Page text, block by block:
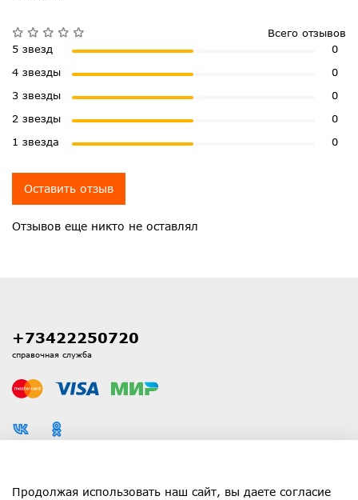
Отзывов еще никто не оставлял
Всего отзывов
5 звезд
0
4 звезды
0
3 звезды
0
2 звезды
0
1 звезда
0
Оставить отзыв
Каталог
+73422250720
справочная служба
Продолжая использовать наш сайт, вы даете согласие